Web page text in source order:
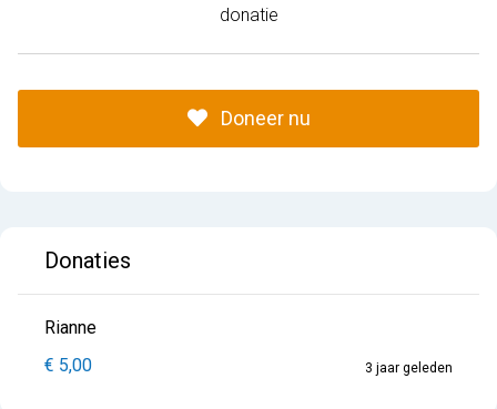
donatie
Doneer nu
Donaties
Rianne
€ 5,00
3 jaar geleden